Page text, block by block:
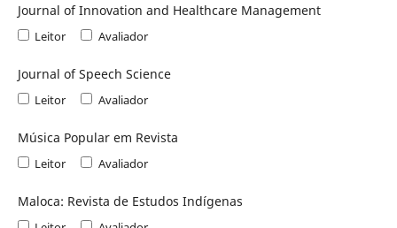
Journal of Innovation and Healthcare Management
Leitor Avaliador
Journal of Speech Science
Leitor Avaliador
Música Popular em Revista
Leitor Avaliador
Maloca: Revista de Estudos Indígenas